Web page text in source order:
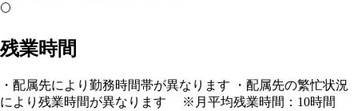
🌕
残業時間
・配属先により勤務時間帯が異なります ・配属先の繁忙状況
により残業時間が異なります ※月平均残業時間：10時間